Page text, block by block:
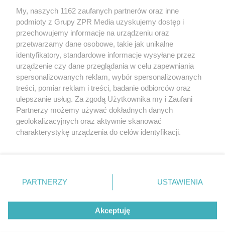
Żaden utwór zamieszczony w serwisie nie może być powielany i
rozpowszechniany lub dalej rozpowszechniany w jakikolwiek sposób (w
tym także elektroniczny lub mechaniczny) na jakimkolwiek polu
eksploatacji w jakiejkolwiek formie, włącznie z umieszczaniem w
Internecie bez pisemnej zgody właściciela praw. Jakiekolwiek użycie lub
wykorzystanie utworów w całości lub w części z naruszeniem prawa,
tzn. bez właściwej zgody, jest zabronione pod groźbą kary i może być
ścigane prawnie.
© 2026 Grupa ZPR Media
My, naszych 1162 zaufanych partnerów oraz inne
podmioty z Grupy ZPR Media uzyskujemy dostęp i
przechowujemy informacje na urządzeniu oraz
przetwarzamy dane osobowe, takie jak unikalne
identyfikatory, standardowe informacje wysyłane przez
urządzenie czy dane przeglądania w celu zapewniania
spersonalizowanych reklam, wybór spersonalizowanych
treści, pomiar reklam i treści, badanie odbiorców oraz
ulepszanie usług. Za zgodą Użytkownika my i Zaufani
Partnerzy możemy używać dokładnych danych
geolokalizacyjnych oraz aktywnie skanować
charakterystykę urządzenia do celów identyfikacji.
zmienić/wycofać klikając przycisk ustawień prywatności
znajdujący się w lewym dolnym rogu strony
rodzaje przetwarzania danych nie wymagają zgody
użytkownika, ale masz prawo sprzeciwić się takiemu
przetwarzaniu. Preferencje będą miały zastosowanie tylko
PARTNERZY USTAWIENIA
Akceptuję